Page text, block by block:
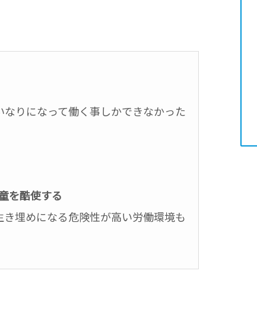
りになって働く事しかできなかった
を酷使する
埋めになる危険性が高い労働環境も